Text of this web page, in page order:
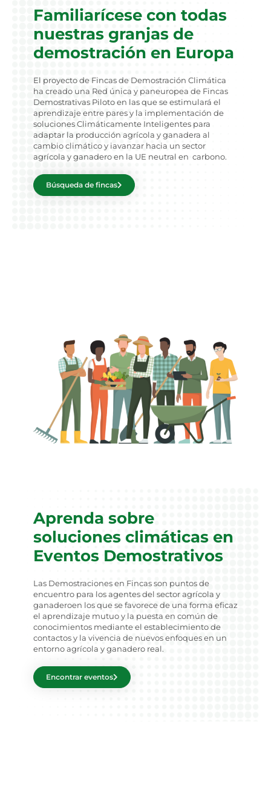
Familiarícese con todas
nuestras granjas de
demostración en Europa
El proyecto de Fincas de Demostración Climática
ha creado una Red única y paneuropea de Fincas
Demostrativas Piloto en las que se estimulará el
aprendizaje entre pares y la implementación de
soluciones Climáticamente Inteligentes para
adaptar la producción agrícola y ganadera al
cambio climático y iavanzar hacia un sector
agrícola y ganadero en la UE neutral en carbono.
Búsqueda de fincas
Aprenda sobre
soluciones climáticas en
Eventos Demostrativos
Las Demostraciones en Fincas son puntos de
encuentro para los agentes del sector agrícola y
ganaderoen los que se favorece de una forma eficaz
el aprendizaje mutuo y la puesta en común de
conocimientos mediante el establecimiento de
contactos y la vivencia de nuevos enfoques en un
entorno agrícola y ganadero real.
Encontrar eventos